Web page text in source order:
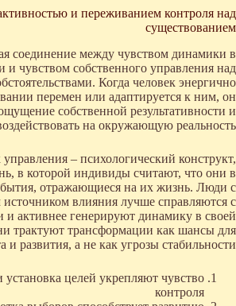
и переживанием контроля над
существованием
соединение между чувством динамики в
и чувством собственного управления над
Когда человек энергично
перемен или адаптируется к ним, он
собственной результативности и
на окружающую реальность.
– психологический конструкт,
в которой индивиды считают, что они в
отражающиеся на их жизнь. Люди с
влияния лучше справляются с
и активнее генерируют динамику в своей
трактуют трансформации как шансы для
и развития, а не как угрозы стабильности.
установка целей укрепляют чувство
контроля